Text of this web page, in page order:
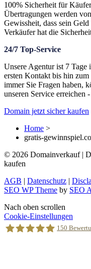
100% Sicherheit für
Übertragungen werden
Gewissheit, dass sein
Verkäufer hat die
24/7 Top-Service
Unsere Agentur ist 7 Tage
ersten Kontakt bis hin
immer Sie Fragen haben,
unseren Service erreichen
Domain jetzt sicher kaufen
Home >
gratis-
© 2026 Domainverkauf |
kaufen
AGB | Datenschutz |
SEO WP Theme by SEO
Nach oben scrollen
Cookie-Einstellungen
150